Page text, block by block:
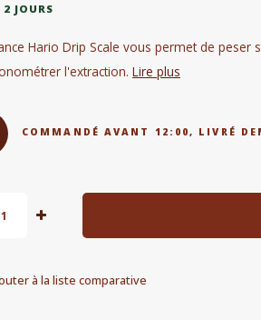
JOURS
Hario Drip Scale vous permet de
l'extraction. Lire plus
COMMANDÉ AVANT 12:00, LIVRÉ
à la liste comparative